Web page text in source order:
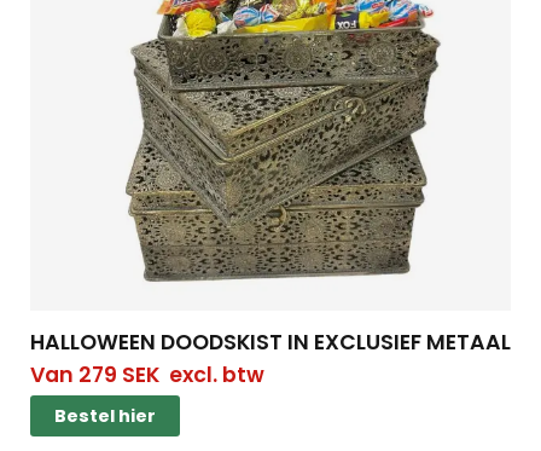
HALLOWEEN DOODSKIST IN EXCLUSIEF METAAL
Van 279 SEKexcl. btw
Bestel hier